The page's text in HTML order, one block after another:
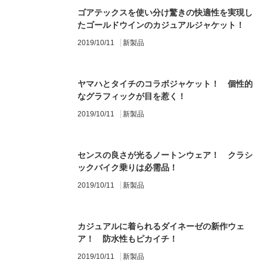
ゴアテックスを使い分け驚きの快適性を実現し
たゴールドウインのカジュアルジャケット！
2019/10/11 新製品
ヤマハとタイチのコラボジャケット！ 個性的
なグラフィックが目を惹く！
2019/10/11 新製品
センスの良さが光るノートンウェア！ クラシ
ックバイク乗りは必需品！
2019/10/11 新製品
カジュアルに着られるダイネーゼの新作ウェ
ア！ 防水性もピカイチ！
2019/10/11 新製品